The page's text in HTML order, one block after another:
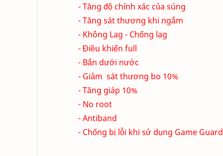
- Tăng độ chính xác của súng
- Tăng sát thương khi ngắm
- Không Lag - Chống lag
- Điều khiển full
- Bắn dưới nước
- Giảm sát thương bo 10%
- Tăng giáp 10%
- No root
- Antiband
- Chống bị lỗi khi sử dụng Game